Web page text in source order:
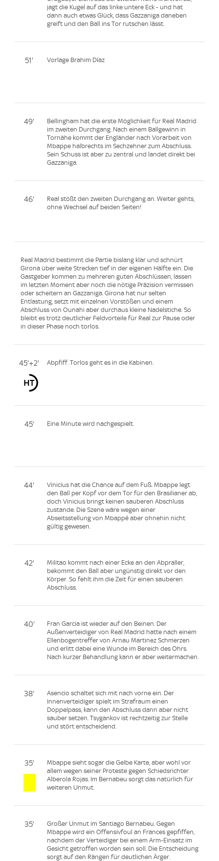
jagt die Kugel auf das linke untere Eck - und hat
dann auch etwas Glück, dass Gazzaniga daneben
greift und den Ball ins Tor rutschen lässt.
51' Vorlage Brahim Díaz
49'
Bellingham hat die erste Möglichkeit für Real Madrid
im zweiten Durchgang. Nach einem Ballgewinn in
Tornähe kommt der Engländer nach Vorarbeit von
Mbappe halbrechts im Sechzehner zum Abschluss.
Sein Schuss ist aber zu zentral und landet direkt bei
Gazzaniga.
46'
Real stößt den zweiten Durchgang an. Weiter gehts,
ohne Wechsel auf beiden Seiten!
Real Madrid bestimmt die Partie bislang klar und schnürt
Girona über weite Strecken tief in der eigenen Hälfte ein. Die
Gastgeber kommen zu mehreren guten Abschlüssen, lassen
im letzten Moment aber noch die nötige Präzision vermissen
oder scheitern an Gazzaniga. Girona hat nur selten
Entlastung, setzt mit einzelnen Vorstößen und einem
Abschluss von Ounahi aber durchaus kleine Nadelstiche. So
bleibt es trotz deutlicher Feldvorteile für Real zur Pause oder
in dieser Phase noch torlos.
45'+2' Abpfiff. Torlos geht es in die Kabinen.
45' Eine Minute wird nachgespielt.
44'
Vinicius hat die Chance auf dem Fuß. Mbappe legt
den Ball per Kopf vor dem Tor für den Brasilianer ab,
doch Vinicius bringt keinen sauberen Abschluss
zustande. Die Szene wäre wegen einer
Abseitsstellung von Mbappé aber ohnehin nicht
gültig gewesen.
42'
Militao kommt nach einer Ecke an den Abpraller,
bekommt den Ball aber ungünstig direkt vor den
Körper. So fehlt ihm die Zeit für einen sauberen
Abschluss.
40'
Fran Garcia ist wieder auf den Beinen. Der
Außenverteidiger von Real Madrid hatte nach einem
Ellenbogentreffer von Arnau Martinez Schmerzen
und erlitt dabei eine Wunde im Bereich des Ohrs.
Nach kurzer Behandlung kann er aber weitermachen.
38'
Asencio schaltet sich mit nach vorne ein. Der
Innenverteidiger spielt im Strafraum einen
Doppelpass, kann den Abschluss dann aber nicht
sauber setzen. Tsygankov ist rechtzeitig zur Stelle
und stört entscheidend.
35'
Mbappe sieht sogar die Gelbe Karte, aber wohl vor
allem wegen seiner Proteste gegen Schiedsrichter
Alberola Rojas. Im Bernabeu sorgt das natürlich für
weiteren Unmut.
35'
Großer Unmut im Santiago Bernabeu. Gegen
Mbappe wird ein Offensivfoul an Frances gepfiffen,
nachdem der Verteidiger bei einem Arm-Einsatz im
Gesicht getroffen worden sein soll. Die Entscheidung
sorgt auf den Rängen für deutlichen Ärger.